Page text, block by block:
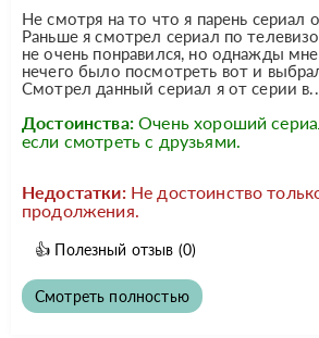
Не смотря на то что я парень сериал
Раньше я смотрел сериал по
не очень понравился, но однажды
нечего было посмотреть вот и
Смотрел данный сериал я от серии
Достоинства: Очень хороший
если смотреть с друзьями.
Недостатки: Не достоинство
продолжения.
👍 Полезный отзыв (0)
Смотреть полностью